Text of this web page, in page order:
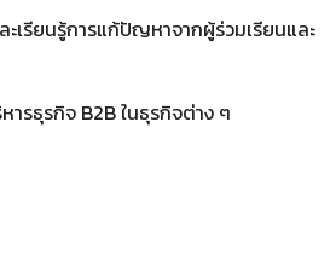
ะเรียนรู้การแก้ปัญหาจากผู้ร่วมเรียนและ
รธุรกิจ B2B ในธุรกิจต่าง ๆ